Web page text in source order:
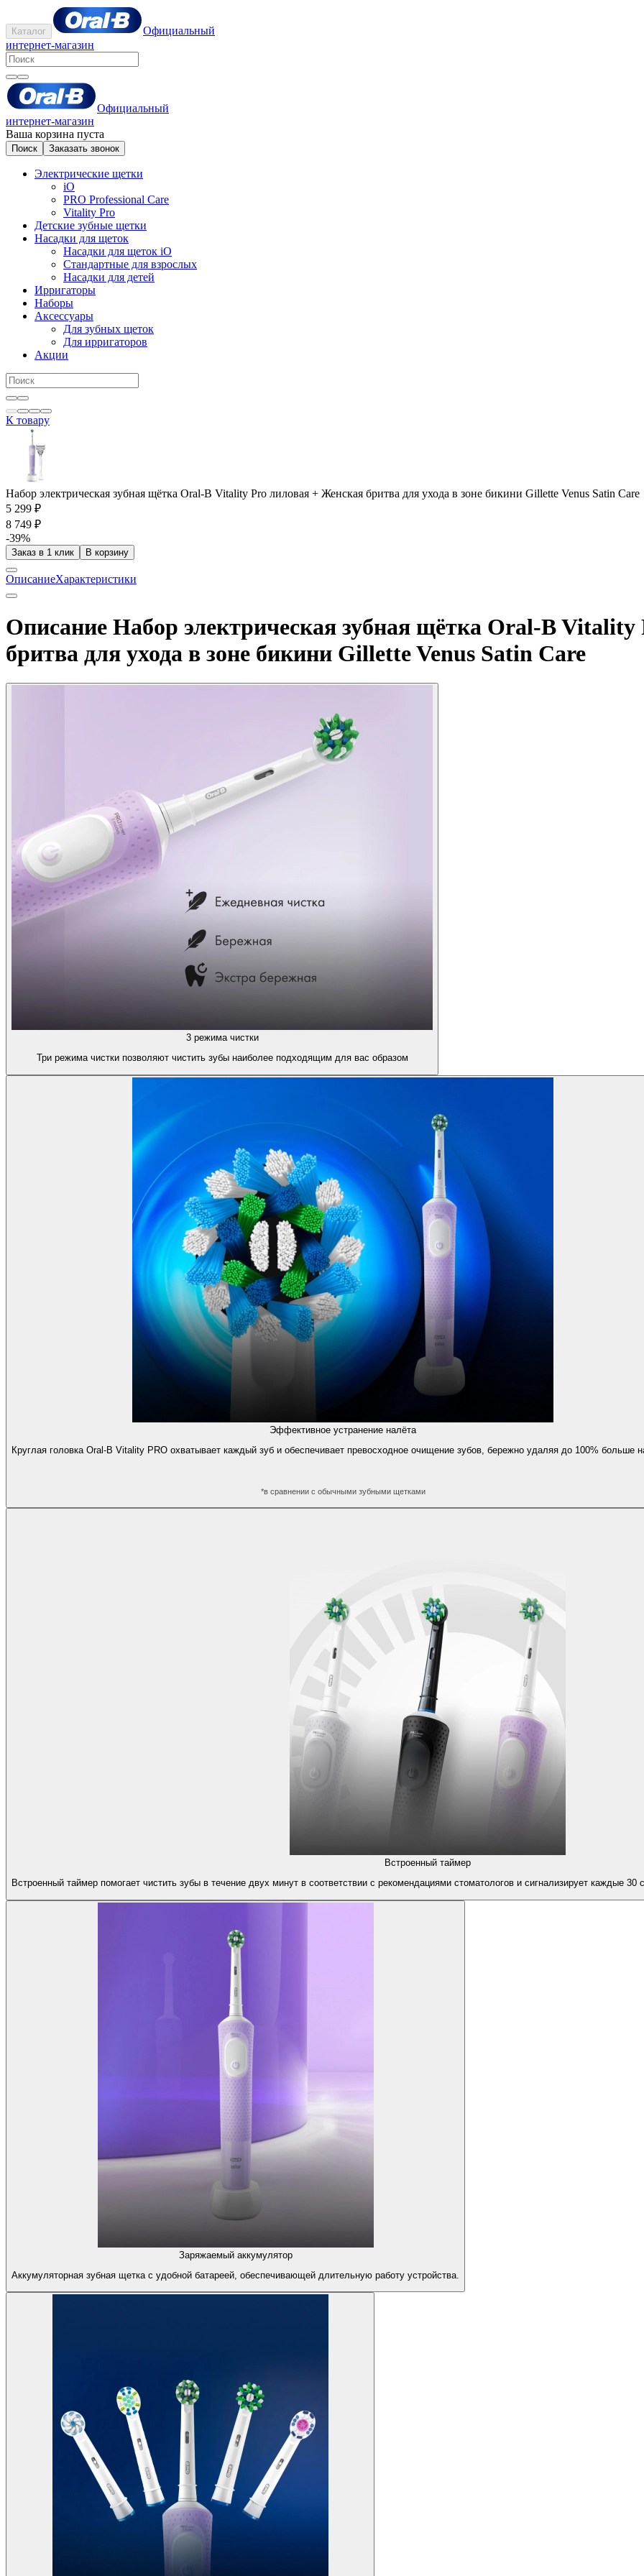
Каталог
Официальный
интернет-магазин
Официальный
интернет-магазин
Ваша корзина пуста
Поиск Заказать звонок
Электрические щетки
iO
PRO Professional Care
Vitality Pro
Детские зубные щетки
Насадки для щеток
Насадки для щеток iO
Стандартные для взрослых
Насадки для детей
Ирригаторы
Наборы
Аксессуары
Для зубных щеток
Для ирригаторов
Акции
К товару
Набор электрическая зубная щётка Oral-B Vitality Pro лиловая + Женская бритва для ухода в зоне бикини Gillette Venus Satin Care
5 299 ₽
8 749 ₽
-39%
Заказ в 1 клик В корзину
ОписаниеХарактеристики
Описание Набор электрическая зубная щётка Oral-B
бритва для ухода в зоне бикини Gillette Venus Satin Care
3 режима чистки
Три режима чистки позволяют чистить зубы наиболее подходящим для вас образом
Эффективное устранение налёта
Круглая головка Oral-B Vitality PRO охватывает каждый зуб и обеспечивает превосходное очищение зубов, бережно удаляя до 100% больше
*в сравнении с обычными зубными щетками
Встроенный таймер
Встроенный таймер помогает чистить зубы в течение двух минут в соответствии с рекомендациями стоматологов и сигнализирует каждые 30
Заряжаемый аккумулятор
Аккумуляторная зубная щетка с удобной батареей, обеспечивающей длительную работу устройства.